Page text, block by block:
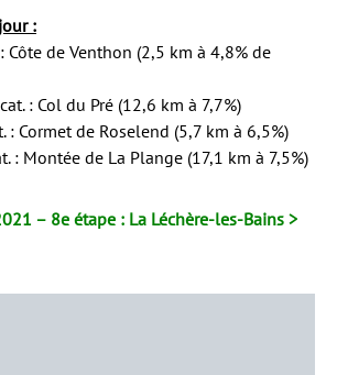
:
Côte de Venthon (2,5 km à 4,8% de
: Col du Pré (12,6 km à 7,7%)
: Cormet de Roselend (5,7 km à 6,5%)
: Montée de La Plange (17,1 km à 7,5%)
– 8e étape : La Léchère-les-Bains >